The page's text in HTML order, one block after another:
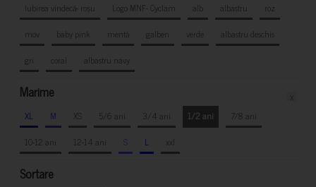
Iubirea vindecă- roșu
Logo MNF- Cyclam alb albastru
roz
mov
baby pink mentă galben verde
albastru deschis
gri
coral albastru navy
Marime
XL M XS 5/6 ani 3/4 ani 1/2 ani
7/8 ani
10-12 ani
12-14 ani S L xxl
Sortare